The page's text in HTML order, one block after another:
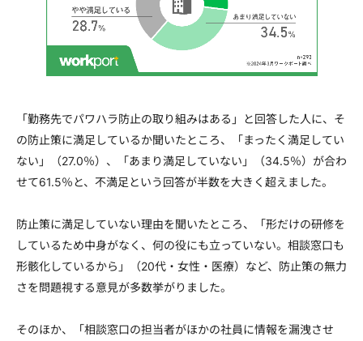
「勤務先でパワハラ防止の取り組みはある」と回答した人に、そ
の防止策に満足しているか聞いたところ、「まったく満足してい
ない」（27.0％）、「あまり満足していない」（34.5％）が合わ
せて61.5％と、不満足という回答が半数を大きく超えました。
防止策に満足していない理由を聞いたところ、「形だけの研修を
しているため中身がなく、何の役にも立っていない。相談窓口も
形骸化しているから」（20代・女性・医療）など、防止策の無力
さを問題視する意見が多数挙がりました。
そのほか、「相談窓口の担当者がほかの社員に情報を漏洩させ